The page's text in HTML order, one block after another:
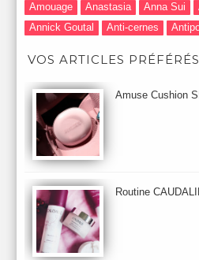
Amouage
Anastasia Anna Sui
Annick Goutal
Anti-cernes
Aurelia London
Aurelia Probiotic
Automne 2013
Baija
Bain
BB et CC Crème
Beauty Relooking
Bio Mécanique du Vieillissement
Biolage
Biotherm
Botanicals
Botimyst
Burberry
By Terry
VOS ARTICLES PRÉFÉRÉS
Amuse Cushion
Routine